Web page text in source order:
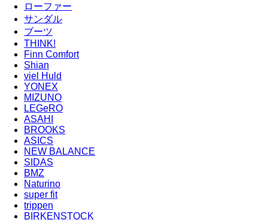
ローファー
サンダル
ブーツ
THINK!
Finn Comfort
Shian
viel Huld
YONEX
MIZUNO
LEGeRO
ASAHI
BROOKS
ASICS
NEW BALANCE
SIDAS
BMZ
Naturino
super fit
trippen
BIRKENSTOCK